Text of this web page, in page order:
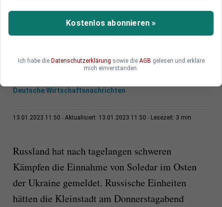
Russische Truppen haben nach Angaben des
Verteidigungsministeriums das schwer
umkämpfte Soledar im Osten der Ukraine
Deutsche Wirtschaftsnachrichten
13.01.2023 11:50 Aktualisiert: 13.01.2023 11:50 Lesezeit: 3 min
Russland hat nach tagelangen schweren
Kämpfen die Einnahme von Soledar im Osten
der Ukraine gemeldet. Russische Einheiten
hätten die Kleinstadt am Donnerstagabend
Kostenlos abonnieren »
Ich habe die Datenschutzerklärung sowie die AGB gelesen und erkläre
mich einverstanden.